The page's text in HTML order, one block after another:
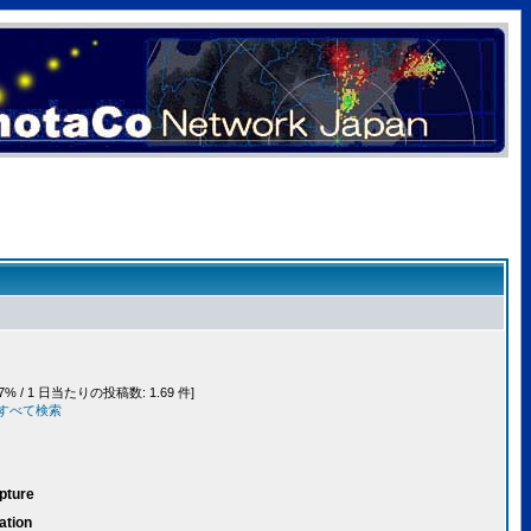
/ 1 日当たりの投稿数: 1.69 件]
べて検索